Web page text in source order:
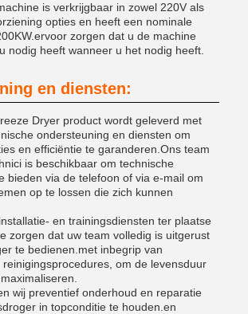
is verkrijgbaar in zowel 220V als
opties en heeft een nominale
zorgen dat u de machine
nodig heeft wanneer u het nodig heeft.
en diensten:
Dryer product wordt geleverd met
ondersteuning en diensten om
en efficiëntie te garanderen.Ons team
is beschikbaar om technische
bieden via de telefoon of via e-mail om
op te lossen die zich kunnen
en trainingsdiensten ter plaatse
zorgen dat uw team volledig is uitgerust
te bedienen.met inbegrip van
om de levensduur
wij preventief onderhoud en reparatie
in topconditie te houden.en